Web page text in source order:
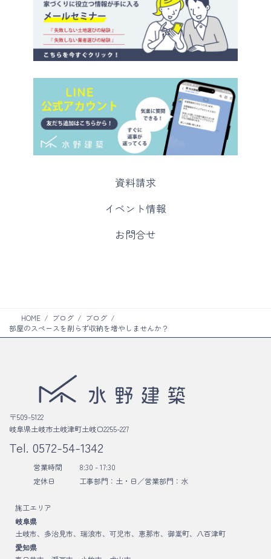
資料請求
イベント情報
お問合せ
HOME ブログ
ブログ
部屋のスペースを削らず収納を増やしませんか？
〒509-5122
岐阜県土岐市土岐津町土岐口2255-227
Tel. 0572-54-1342
営業時間
8:30 - 17:30
定休日
工事部門：土・日／営業部門：水
施工エリア
岐阜県
土岐市、多治見市、瑞浪市、可児市、恵那市、御嵩町、八百津町
愛知県